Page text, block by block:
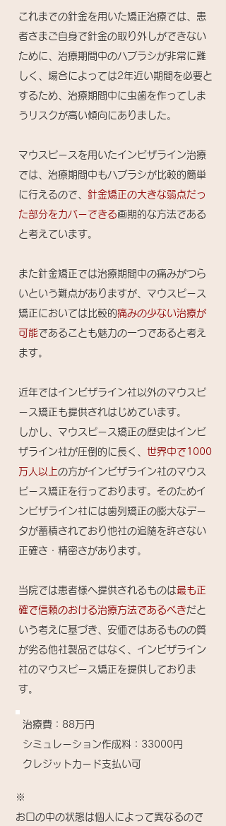
これまでの針金を用いた矯正治療では、患
者さまご自身で針金の取り外しができない
ために、治療期間中のハブラシが非常に難
しく、場合によっては2年近い期間を必要と
するため、治療期間中に虫歯を作ってしま
うリスクが高い傾向にありました。
マウスピースを用いたインビザライン治療
では、治療期間中もハブラシが比較的簡単
に行えるので、 針金矯正の大きな弱点だっ
た部分をカバーできる画期的な方法である
と考えています。
​​また針金矯正では治療期間中の痛みがつら
いという難点がありますが、マウスピース
矯正においては比較的痛みの少ない治療が
可能であることも魅力の一つであると考え
ます。​​
近年ではインビザライン社以外のマウスピ
ース矯正も提供されはじめています。
しかし、マウスピース矯正の歴史はインビ
ザライン社が圧倒的に長く、 世界中で1000
万人以上の方がインビザライン社のマウス
ピース矯正を行っております。そのためイ
ンビザライン社には歯列矯正の膨大なデー
タが蓄積されており他社の追随を許さない
正確さ・精密さがあります。
当院では患者様へ提供されるものは最も正
確で信頼のおける治療方法であるべきだと
いう考えに基づき、安価ではあるものの質
が劣る他社製品ではなく、インビザライン
社のマウスピース矯正を提供しておりま
す。
治療費：88万円
​シミュレーション作成料：33000円
​クレジットカード支払い可
※
お口の中の状態は個人によって異なるので